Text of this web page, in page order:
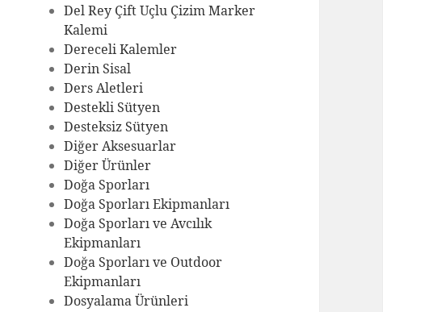
Del Rey Çift Uçlu Çizim Marker
Kalemi
Dereceli Kalemler
Derin Sisal
Ders Aletleri
Destekli Sütyen
Desteksiz Sütyen
Diğer Aksesuarlar
Diğer Ürünler
Doğa Sporları
Doğa Sporları Ekipmanları
Doğa Sporları ve Avcılık
Ekipmanları
Doğa Sporları ve Outdoor
Ekipmanları
Dosyalama Ürünleri